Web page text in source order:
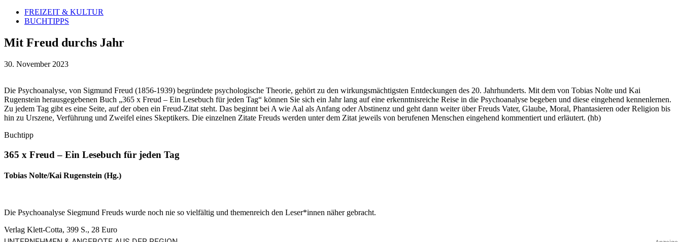
FREIZEIT & KULTUR
BUCHTIPPS
Mit Freud durchs Jahr
30. November 2023
Die Psychoanalyse, von Sigmund Freud (1856-1939) begründete psychologische Theorie, gehört zu den wirkungsmächtigsten Entdeckungen des 20. Jahrhunderts. Mit dem von Tobias Nolte und Kai
Rugenstein herausgegebenen Buch „365 x Freud – Ein Lesebuch für jeden Tag“ können Sie sich ein Jahr lang auf eine erkenntnisreiche Reise in die Psychoanalyse begeben und diese eingehend kennenlernen.
Zu jedem Tag gibt es eine Seite, auf der oben ein Freud-Zitat steht. Das beginnt bei A wie Aal als Anfang oder Abstinenz und geht dann weiter über Freuds Vater, Glaube, Moral, Phantasieren oder Religion bis
hin zu Urszene, Verführung und Zweifel eines Skeptikers. Die einzelnen Zitate Freuds werden unter dem Zitat jeweils von berufenen Menschen eingehend kommentiert und erläutert. (hb)
Buchtipp
365 x Freud – Ein Lesebuch für jeden Tag
Tobias Nolte/Kai Rugenstein (Hg.)
Die Psychoanalyse Siegmund Freuds wurde noch nie so vielfältig und themenreich den Leser*innen näher gebracht.
Verlag Klett-Cotta, 399 S., 28 Euro